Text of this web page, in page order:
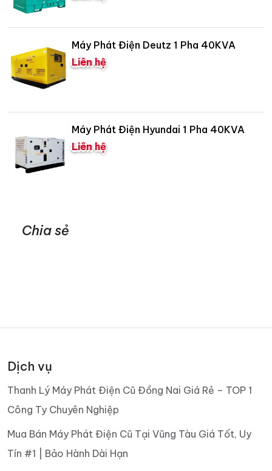
Máy Phát Điện Deutz 1 Pha 40KVA
Liên hệ
Máy Phát Điện Hyundai 1 Pha 40KVA
Liên hệ
Chia sẻ
Dịch vụ
Thanh Lý Máy Phát Điện Cũ Đồng Nai Giá Rẻ – TOP 1
Công Ty Chuyên Nghiệp
Mua Bán Máy Phát Điện Cũ Tại Vũng Tàu Giá Tốt, Uy
Tín #1 | Bảo Hành Dài Hạn